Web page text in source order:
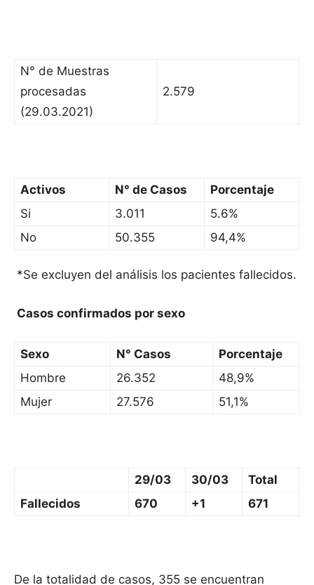
N° de Muestras
procesadas
(29.03.2021)
2.579
Activos N° de Casos
Porcentaje
Si
3.011
5.6%
No
50.355 94,4%
*Se excluyen del análisis los pacientes fallecidos.
Casos confirmados por sexo
Sexo N° Casos
Porcentaje
Hombre
26.352
48,9%
Mujer
27.576 51,1%
29/03 30/03
Total
Fallecidos
670 +1 671
De la totalidad de casos, 355 se encuentran